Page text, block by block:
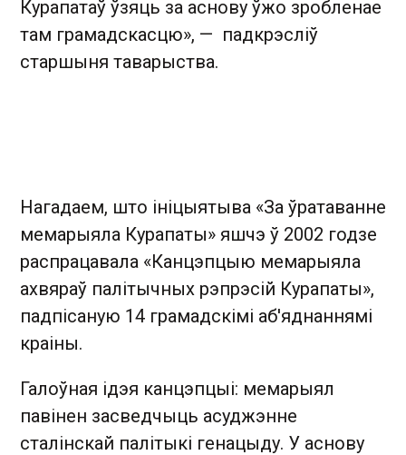
Курапатаў ўзяць за аснову ўжо зробленае
там грамадскасцю», — падкрэсліў
старшыня таварыства.
Нагадаем, што ініцыятыва «За ўратаванне
мемарыяла Курапаты» яшчэ ў 2002 годзе
распрацавала «Канцэпцыю мемарыяла
ахвяраў палітычных рэпрэсій Курапаты»,
падпісаную 14 грамадскімі аб'яднаннямі
краіны.
Галоўная ідэя канцэпцыі: мемарыял
павінен засведчыць асуджэнне
сталінскай палітыкі генацыду. У аснову